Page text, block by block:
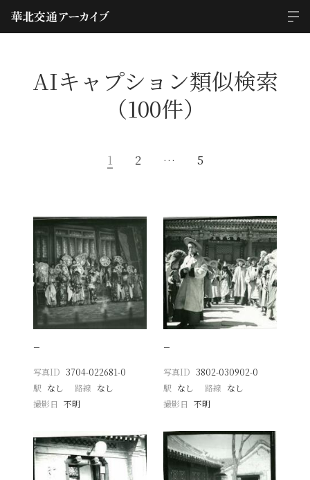
AIキャプション類似検索
（100件）
1 2 … 5
−
写真ID 3704-022681-0
駅 なし 路線 なし
撮影日
不明
−
写真ID 3802-030902-0
駅 なし 路線 なし
撮影日 不明